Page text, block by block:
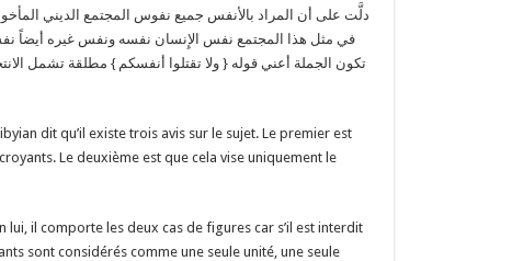
دلَّت على أن المراد بالأنفس جميع نفوس المجتمع الديني
في مثل هذا المجتمع نفس الإِنسان نفسه ونفس غيره أيضاً
تكون الجملة أعني قوله { ولا تقتلوا أنفسكم } مطلقة تشمل
dit qu’il existe trois avis sur le sujet. Le premier est
Le deuxième est que cela vise uniquement le
il comporte les deux cas de figures car s’il est interdit
sont considérés comme une seule unité, une seule